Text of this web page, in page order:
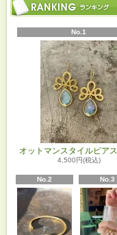
No.1
オットマンスタイルピア
4,500円(税込)
No.2 No.3